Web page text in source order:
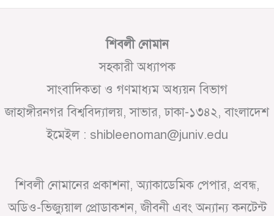
শিবলী নোমান
সহকারী অধ্যাপক
সাংবাদিকতা ও গণমাধ্যম অধ্যয়ন বিভাগ
জাহাঙ্গীরনগর বিশ্ববিদ্যালয়, সাভার, ঢাকা-১৩৪২, বাংলাদেশ
ইমেইল : shibleenoman@juniv.edu
শিবলী নোমানের প্রকাশনা, অ্যাকাডেমিক পেপার, প্রবন্ধ,
অডিও-ভিজ্যুয়াল প্রোডাকশন, জীবনী এবং অন্যান্য কনটেন্ট